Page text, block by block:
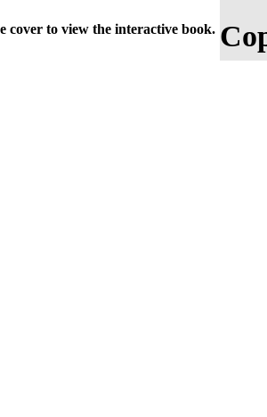
cover to view the interactive book.